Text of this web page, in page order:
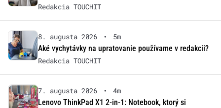
Redakcia TOUCHIT
8. augusta 2026 •
5m
Aké vychytávky na upratovanie používame v redakcii?
Redakcia TOUCHIT
7. augusta 2026 •
4m
Lenovo ThinkPad X1 2-in-1: Notebook, ktorý si